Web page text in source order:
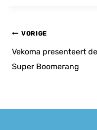
Bericht
navigatie
VORIGE
Vekoma presenteert de
Super Boomerang